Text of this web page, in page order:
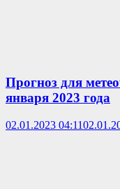
Прогноз для
января 2023 года
02.01.2023 04:11